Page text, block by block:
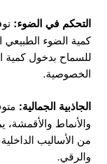
التحكم في الضوء:
كمية الضوء الطبيعي
للسماح بدخول كمية
الخصوصية.
الجاذبية الجمالية:
والأنماط
من الأساليب
والرقي.